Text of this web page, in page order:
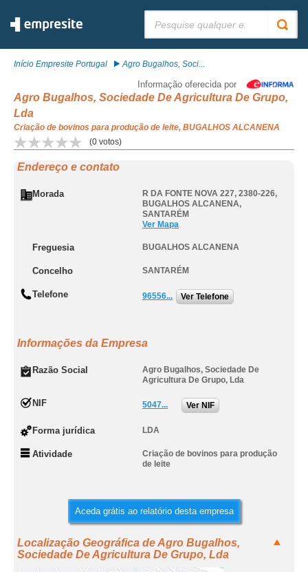
Início Empresite Portugal Agro Bugalhos, Soci...
Informação oferecida por
Agro Bugalhos, Sociedade De Agricultura De Grupo,
Lda
Criação de bovinos para produção de leite, BUGALHOS ALCANENA
(0 votos)
Endereço e contato
Morada R DA FONTE NOVA 227, 2380-226,
BUGALHOS ALCANENA,
SANTARÉM
Ver Mapa
Freguesia BUGALHOS ALCANENA
Concelho SANTARÉM
Telefone 96556... Ver Telefone
Informações da Empresa
Razão Social
Agro Bugalhos, Sociedade De
Agricultura De Grupo, Lda
NIF 5047... Ver NIF
Forma jurídica LDA
Atividade
Criação de bovinos para produção
de leite
Aceda grátis ao relatório desta empresa
Localização Geográfica de Agro Bugalhos,
Sociedade De Agricultura De Grupo, Lda